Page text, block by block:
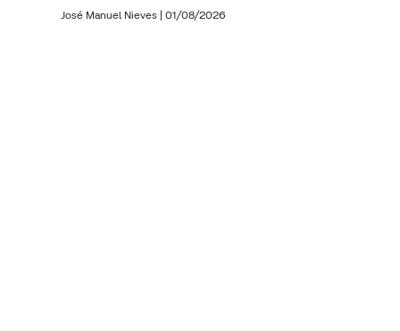
José Manuel Nieves | 01/08/2026